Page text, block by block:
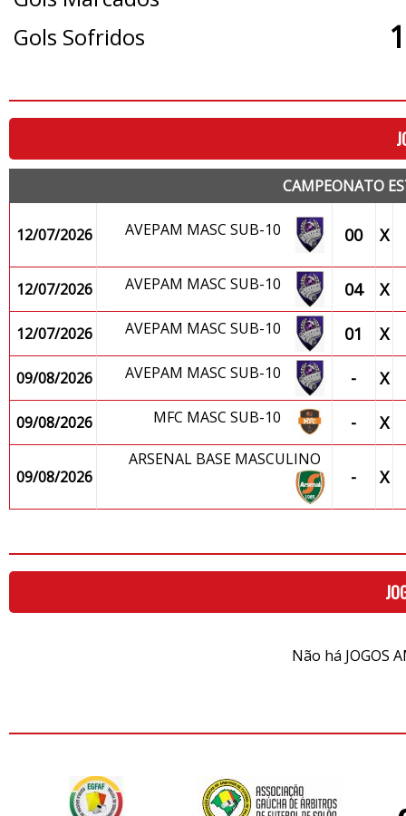
Gols Sofridos
CAMPEONATO
12/07/2026 AVEPAM MASC SUB-10 00 X
12/07/2026 AVEPAM MASC SUB-10 04 X
12/07/2026 AVEPAM MASC SUB-10 01 X
09/08/2026 AVEPAM MASC SUB-10 - X
09/08/2026 MFC MASC SUB-10 - X
09/08/2026
ARSENAL BASE MASCULINO
- X
Não há JOGOS